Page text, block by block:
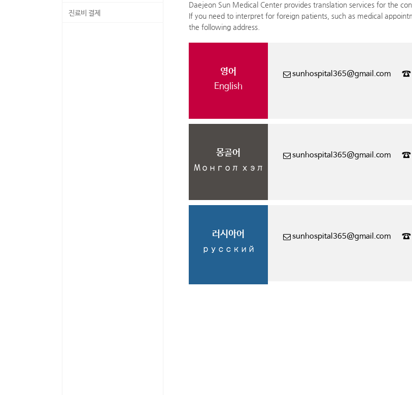
진료비 결제
Daejeon Sun Medical Center provides translation services for the
If you need to interpret for foreign patients, such as medical
the following address.
영어
English
sunhospital365@gmail.com ☎
몽골어
Монгол хэл
sunhospital365@gmail.com ☎
러시아어
русский
sunhospital365@gmail.com ☎